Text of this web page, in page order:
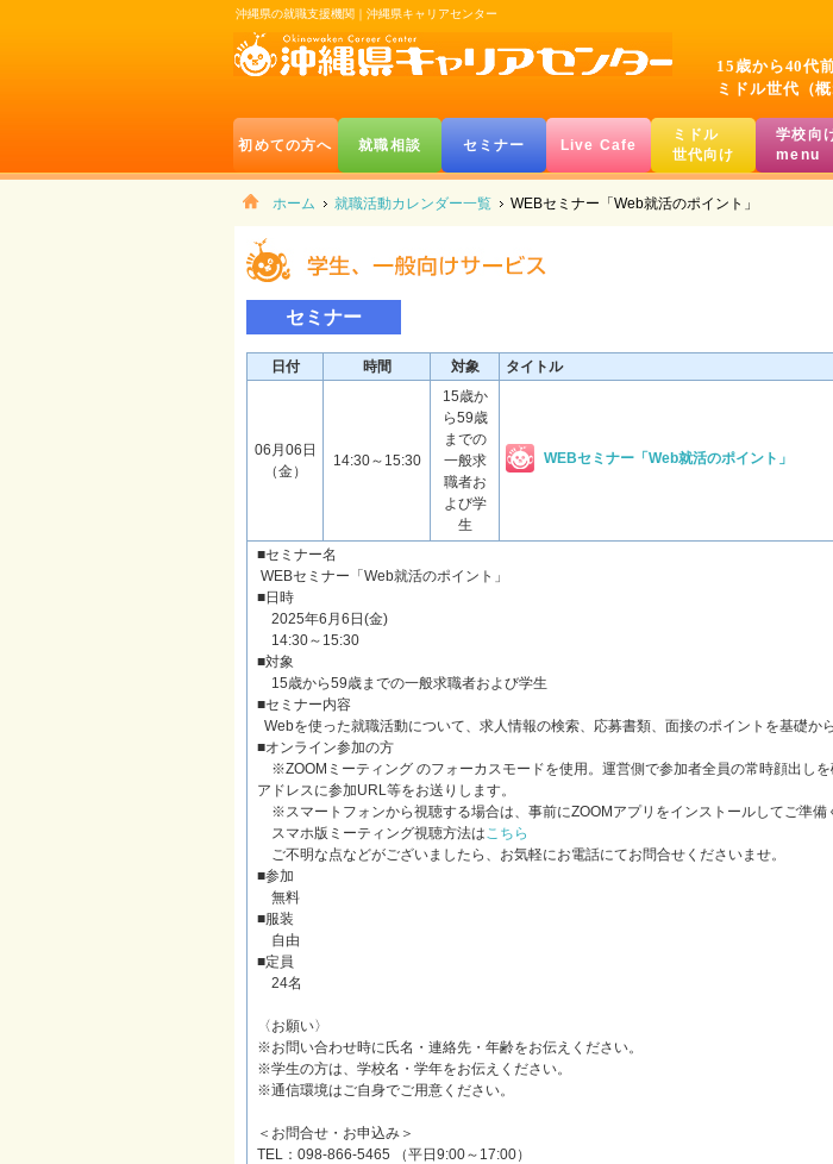
沖縄県の就職支援機関｜沖縄県キャリアセンター
15歳から40代
ミドル世代（
初めての方へ 就職相談 セミナー Live Cafe
ミドル
世代向け
学校向
menu
ホーム 就職活動カレンダー一覧 WEBセミナー「Web就活のポイント」
セミナー
日付 時間 対象 タイトル
06月06日
（金）
14:30～15:30
15歳か
ら59歳
までの
一般求
職者お
よび学
生
WEBセミナー「Web就活のポイント」
■セミナー名
WEBセミナー「Web就活のポイント」
■日時
2025年6月6日(金)
14:30～15:30
■対象
15歳から59歳までの一般求職者および学生
■セミナー内容
Webを使った就職活動について、求人情報の検索、応募書類、面接のポイントを基礎か
■オンライン参加の方
※ZOOMミーティング のフォーカスモードを使用。運営側で参加者全員の常時顔出し
アドレスに参加URL等をお送りします。
※スマートフォンから視聴する場合は、事前にZOOMアプリをインストールしてご準備
スマホ版ミーティング視聴方法はこちら
ご不明な点などがございましたら、お気軽にお電話にてお問合せくださいませ。
■参加
無料
■服装
自由
■定員
24名
〈お願い〉
※お問い合わせ時に氏名・連絡先・年齢をお伝えください。
※学生の方は、学校名・学年をお伝えください。
※通信環境はご自身でご用意ください。
＜お問合せ・お申込み＞
TEL：098-866-5465 （平日9:00～17:00）